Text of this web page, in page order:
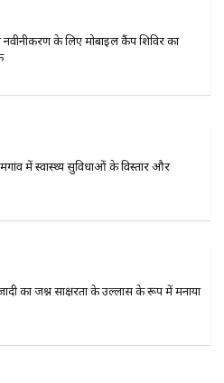
के लिए मोबाइल कैंप शिविर का
में स्वास्थ्य सुविधाओं के विस्तार और
का जश्न साक्षरता के उल्लास के रूप में मनाया